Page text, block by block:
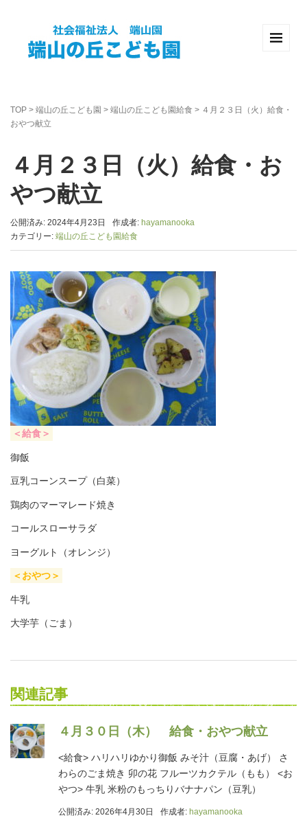
TOP > 端山の丘こども園 > 端山の丘こども園給食 > ４月２３日（火）給食・
おやつ献立
４月２３日（火）給食・お
やつ献立
公開済み: 2024年4月23日 作成者: hayamanooka
カテゴリー: 端山の丘こども園給食
＜給食＞
御飯
豆乳コーンスープ（白菜）
鶏肉のマーマレード焼き
コールスローサラダ
ヨーグルト（オレンジ）
＜おやつ＞
牛乳
大学芋（ごま）
関連記事
４月３０日（木） 給食・おやつ献立
<給食> ハリハリゆかり御飯 みそ汁（豆腐・あげ） さ
わらのごま焼き 卯の花 フルーツカクテル（もも） <お
やつ> 牛乳 米粉のもっちりバナナパン（豆乳）
公開済み: 2026年4月30日 作成者: hayamanooka